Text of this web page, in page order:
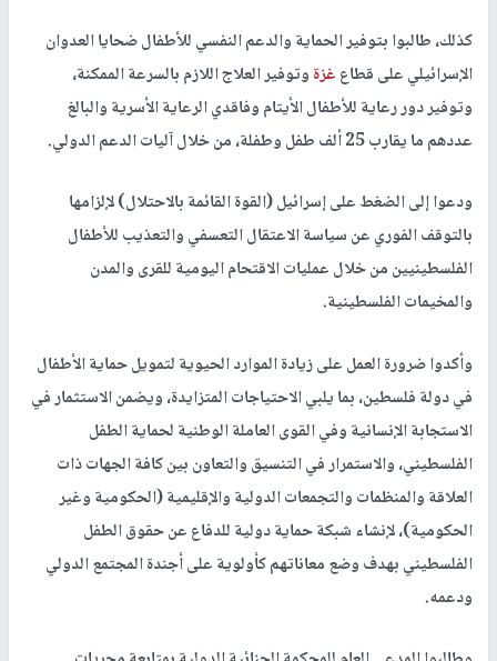
كذلك، طالبوا بتوفير الحماية والدعم النفسي للأطفال ضحايا العدوان
الإسرائيلي على قطاعغزةوتوفير العلاج اللازم بالسرعة الممكنة،
وتوفير دور رعاية للأطفال الأيتام وفاقدي الرعاية الأسرية والبالغ
عددهم ما يقارب 25 ألف طفل وطفلة، من خلال آليات الدعم الدولي.
ودعوا إلى الضغط على إسرائيل (القوة القائمة بالاحتلال) لإلزامها
بالتوقف الفوري عن سياسة الاعتقال التعسفي والتعذيب للأطفال
الفلسطينيين من خلال عمليات الاقتحام اليومية للقرى والمدن
والمخيمات الفلسطينية.
وأكدوا ضرورة العمل على زيادة الموارد الحيوية لتمويل حماية الأطفال
في دولة فلسطين، بما يلبي الاحتياجات المتزايدة، ويضمن الاستثمار في
الاستجابة الإنسانية وفي القوى العاملة الوطنية لحماية الطفل
الفلسطيني، والاستمرار في التنسيق والتعاون بين كافة الجهات ذات
العلاقة والمنظمات والتجمعات الدولية والإقليمية (الحكومية وغير
الحكومية)، لإنشاء شبكة حماية دولية للدفاع عن حقوق الطفل
الفلسطيني بهدف وضع معاناتهم كأولوية على أجندة المجتمع الدولي
ودعمه.